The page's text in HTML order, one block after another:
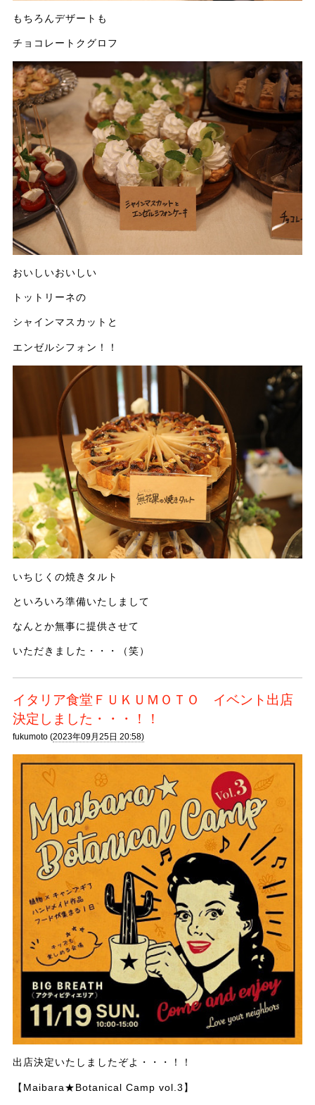
もちろんデザートも
チョコレートクグロフ
おいしいおいしい
トットリーネの
シャインマスカットと
エンゼルシフォン！！
いちじくの焼きタルト
といろいろ準備いたしまして
なんとか無事に提供させて
いただきました・・・（笑）
イタリア食堂ＦＵＫＵＭＯＴＯ イベント出店
決定しました・・・！！
fukumoto (2023年09月25日 20:58)
出店決定いたしましたぞよ・・・！！
【Maibara★Botanical Camp vol.3】